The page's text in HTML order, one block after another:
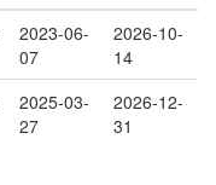
2023-06-
07
2026-10-
14
2025-03-
27
2026-12-
31